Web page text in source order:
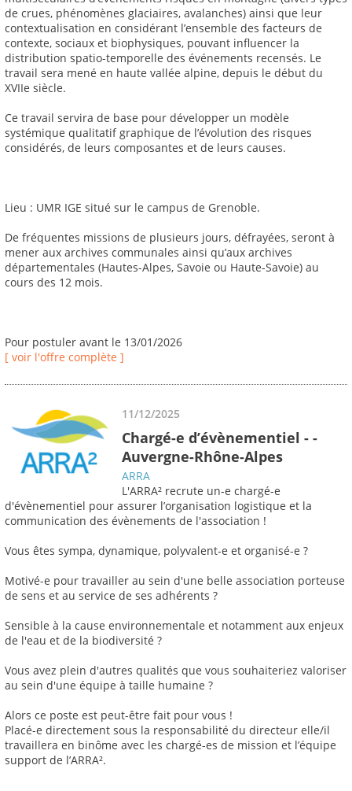
de crues, phénomènes glaciaires, avalanches) ainsi que leur
contextualisation en considérant l’ensemble des facteurs de
contexte, sociaux et biophysiques, pouvant influencer la
distribution spatio-temporelle des événements recensés. Le
travail sera mené en haute vallée alpine, depuis le début du
XVIIe siècle.
Ce travail servira de base pour développer un modèle
systémique qualitatif graphique de l’évolution des risques
considérés, de leurs composantes et de leurs causes.
Lieu : UMR IGE situé sur le campus de Grenoble.
De fréquentes missions de plusieurs jours, défrayées, seront à
mener aux archives communales ainsi qu’aux archives
départementales (Hautes-Alpes, Savoie ou Haute-Savoie) au
cours des 12 mois.
Pour postuler avant le 13/01/2026
[ voir l'offre complète ]
11/12/2025
Chargé-e d’évènementiel - -
Auvergne-Rhône-Alpes
ARRA
L'ARRA² recrute un-e chargé-e
d'évènementiel pour assurer l’organisation logistique et la
communication des évènements de l'association !
Vous êtes sympa, dynamique, polyvalent-e et organisé-e ?
Motivé-e pour travailler au sein d'une belle association porteuse
de sens et au service de ses adhérents ?
Sensible à la cause environnementale et notamment aux enjeux
de l'eau et de la biodiversité ?
Vous avez plein d'autres qualités que vous souhaiteriez valoriser
au sein d'une équipe à taille humaine ?
Alors ce poste est peut-être fait pour vous !
Placé-e directement sous la responsabilité du directeur elle/il
travaillera en binôme avec les chargé-es de mission et l’équipe
support de l’ARRA².